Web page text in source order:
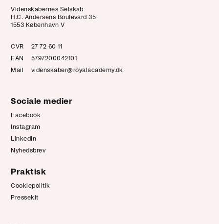
Videnskabernes Selskab
H.C. Andersens Boulevard 35
1553 København V
CVR
27 72 60 11
EAN
5797200042101
Mail
videnskaber@royalacademy.dk
Sociale medier
Facebook
Instagram
LinkedIn
Nyhedsbrev
Praktisk
Cookiepolitik
Pressekit